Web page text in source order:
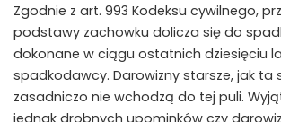
Zgodnie z art. 993 Kodeksu cywilnego,
podstawy zachowku dolicza się do
dokonane w ciągu ostatnich dziesięciu
spadkodawcy. Darowizny starsze, jak ta
zasadniczo nie wchodzą do tej puli.